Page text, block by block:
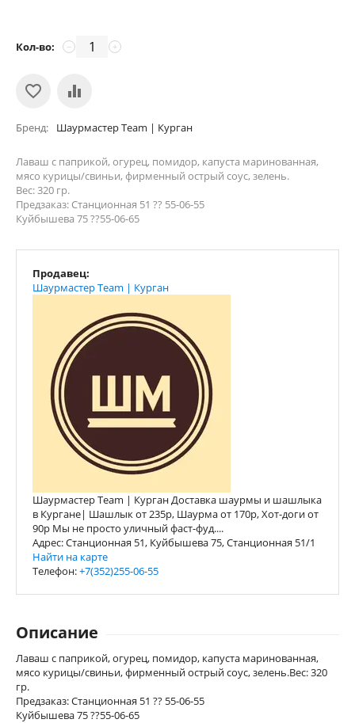
Кол-во: +
−
Бренд Шаурмастер Team | Курган
Лаваш с паприкой, огурец, помидор, капуста маринованная,
мясо курицы/свиньи, фирменный острый соус, зелень.
Вес: 320 гр.
Предзаказ: Станционная 51 ?? 55-06-55
Куйбышева 75 ??55-06-65
Продавец:
Шаурмастер Team | Курган
Шаурмастер Team | Курган Доставка шаурмы и шашлыка
в Кургане| Шашлык от 235р, Шаурма от 170р, Хот-доги от
90р Мы не просто уличный фаст-фуд....
Адрес: Станционная 51, Куйбышева 75, Станционная 51/1
Найти на карте
Телефон:+7(352)255-06-55
Описание
Лаваш с паприкой, огурец, помидор, капуста маринованная,
мясо курицы/свиньи, фирменный острый соус, зелень.Вес: 320
гр.
Предзаказ: Станционная 51 ?? 55-06-55
Куйбышева 75 ??55-06-65